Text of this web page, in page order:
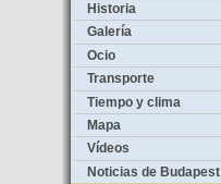
Historia
Galería
Ocio
Transporte
Tiempo y clima
Mapa
Vídeos
Noticias de Budapest